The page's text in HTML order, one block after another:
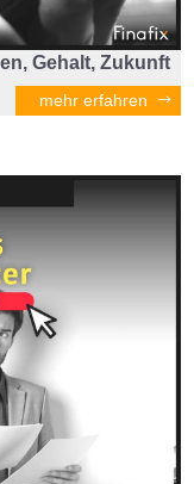
Gehalt, Zukunft
mehr erfahren